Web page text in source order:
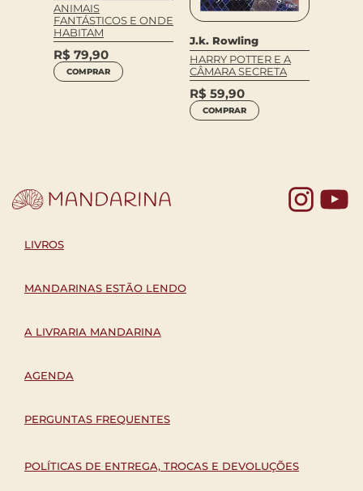
ANIMAIS
FANTÁSTICOS E ONDE
HABITAM
R$ 79,90
COMPRAR
J.k. Rowling
HARRY POTTER E A
CÂMARA SECRETA
R$ 59,90
COMPRAR
LIVROS
MANDARINAS ESTÃO LENDO
A LIVRARIA MANDARINA
AGENDA
PERGUNTAS FREQUENTES
POLÍTICAS DE ENTREGA, TROCAS E DEVOLUÇÕES